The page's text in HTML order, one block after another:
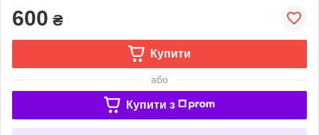
600 ₴
Купити
або
Купити з